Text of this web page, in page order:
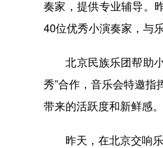
奏家，提供专业辅导。
40位优秀小演奏家，与
北京民族乐团帮助小
秀”合作，音乐会特邀指
带来的活跃度和新鲜感
昨天，在北京交响乐